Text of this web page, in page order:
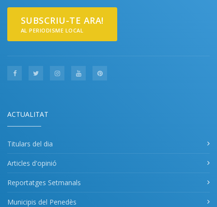
SUBSCRIU-TE ARA!
AL PERIODISME LOCAL
ACTUALITAT
Titulars del dia
Articles d'opinió
Reportatges Setmanals
Municipis del Penedès